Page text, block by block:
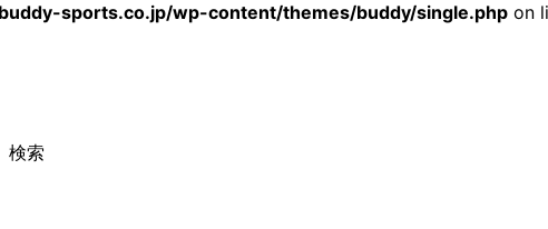
sports.co.jp/wp-content/themes/buddy/single.php on